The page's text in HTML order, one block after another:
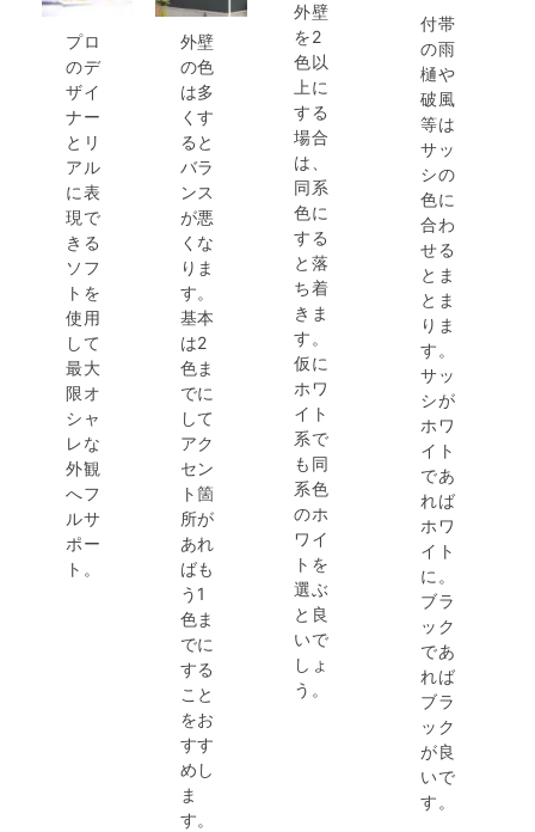
プロ
のデ
ザイ
ナー
とリ
アル
に表
現で
きる
ソフ
トを
使用
して
最大
限オ
シャ
レな
外観
へフ
ルサ
ポー
ト。
外壁
の色
は多
くす
ると
バラ
ンス
が悪
くな
りま
す。
基本
は2
色ま
でに
して
アク
セン
ト箇
所が
あれ
ばも
う1
色ま
でに
する
こと
をお
すす
めし
ま
す。
外壁
を2
色以
上に
する
場合
は、
同系
色に
する
と落
ち着
きま
す。
仮に
ホワ
イト
系で
も同
系色
のホ
ワイ
トを
選ぶ
と良
いで
しょ
う。
付帯
の雨
樋や
破風
等は
サッ
シの
色に
合わ
せる
とま
とま
りま
す。
サッ
シが
ホワ
イト
であ
れば
ホワ
イト
に。
ブラ
ック
であ
れば
ブラ
ック
が良
いで
す。